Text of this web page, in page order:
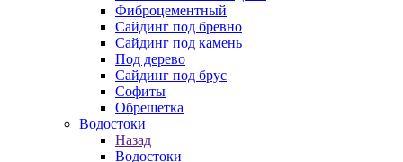
Фиброцементный
Сайдинг под бревно
Сайдинг под камень
Под дерево
Сайдинг под брус
Софиты
Обрешетка
Водостоки
Назад
Водостоки